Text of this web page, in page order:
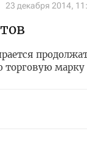
23 декабря 2014,
торговую марку